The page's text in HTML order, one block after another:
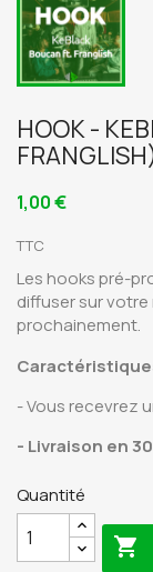
HOOK -
1,00 €
TTC
Les hooks pré-
diffuser sur
prochainement.
- Vous recevrez
- Livraison en
Quantité
